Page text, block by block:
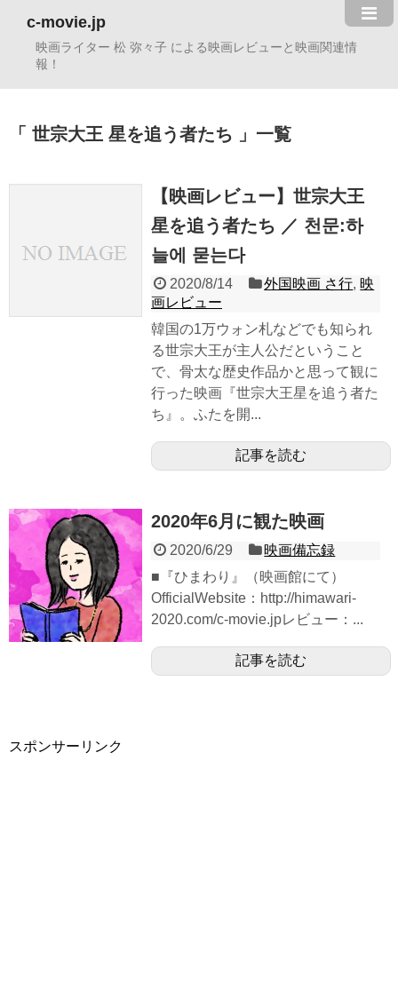
c-movie.jp
映画ライター 松 弥々子 による映画レビューと映画関連情
報！
世宗大王 星を追う者たち 一覧
【映画レビュー】世宗大王
星を追う者たち ／ 천문:하
늘에 묻는다
2020/8/14 外国映画 さ行, 映
画レビュー
韓国の1万ウォン札などでも知られ
る世宗大王が主人公だということ
で、骨太な歴史作品かと思って観に
行った映画『世宗大王星を追う者た
ち』。ふたを開...
記事を読む
2020年6月に観た映画
2020/6/29
映画備忘録
■『ひまわり』（映画館にて）
OfficialWebsite：http://himawari-
2020.com/c-movie.jpレビュー：...
記事を読む
スポンサーリンク